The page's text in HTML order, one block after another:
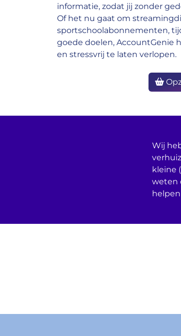
informatie, zodat jij zonder
Of het nu gaat om
sportschoolabonnementen,
goede doelen, AccountGenie
en stressvrij te laten verlopen.
Wij
kleine
weten